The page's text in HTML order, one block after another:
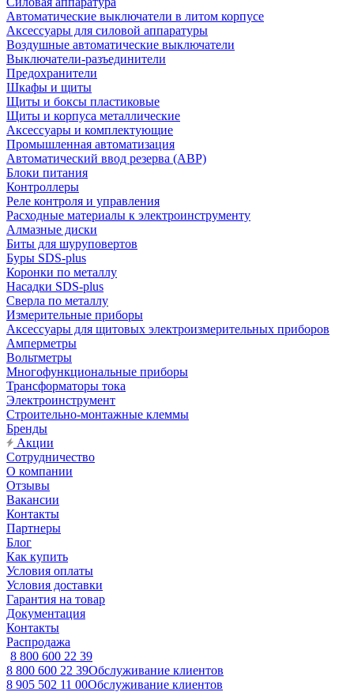
Автоматические выключатели в литом корпусе
Аксессуары для силовой аппаратуры
Воздушные автоматические выключатели
Выключатели-разъединители
Предохранители
Шкафы и щиты
Щиты и боксы пластиковые
Щиты и корпуса металлические
Аксессуары и комплектующие
Промышленная автоматизация
Автоматический ввод резерва (АВР)
Блоки питания
Контроллеры
Реле контроля и управления
Расходные материалы к электроинструменту
Алмазные диски
Биты для шуруповертов
Буры SDS-plus
Коронки по металлу
Насадки SDS-plus
Сверла по металлу
Измерительные приборы
Аксессуары для щитовых электроизмерительных приборов
Амперметры
Вольтметры
Многофункциональные приборы
Трансформаторы тока
Электроинструмент
Строительно-монтажные клеммы
Бренды
Акции
Сотрудничество
О компании
Отзывы
Вакансии
Контакты
Партнеры
Блог
Как купить
Условия оплаты
Условия доставки
Гарантия на товар
Документация
Контакты
Распродажа
8 800 600 22 39
8 800 600 22 39Обслуживание клиентов
8 905 502 11 00Обслуживание клиентов